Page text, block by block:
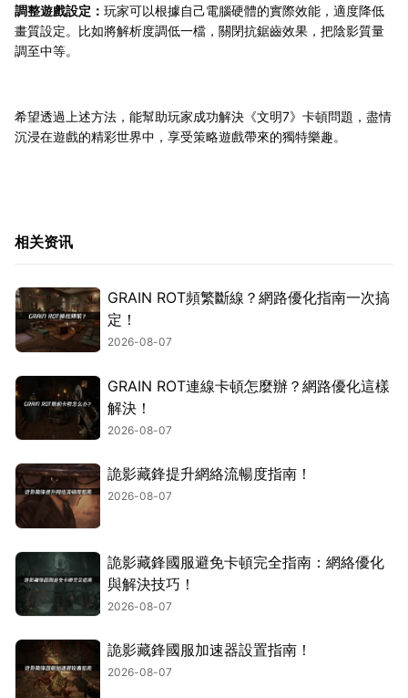
調整遊戲設定： 玩家可以根據自己電腦硬體的實際效能，適度降低
畫質設定。比如將解析度調低一檔，關閉抗鋸齒效果，把陰影質量
調至中等。
希望透過上述方法，能幫助玩家成功解決《文明7》卡頓問題，盡情
沉浸在遊戲的精彩世界中，享受策略遊戲帶來的獨特樂趣。
相关资讯
GRAIN ROT頻繁斷線？網路優化指南一次搞
定！
2026-08-07
GRAIN ROT連線卡頓怎麼辦？網路優化這樣
解決！
2026-08-07
詭影藏鋒提升網絡流暢度指南！
2026-08-07
詭影藏鋒國服避免卡頓完全指南：網絡優化
與解決技巧！
2026-08-07
詭影藏鋒國服加速器設置指南！
2026-08-07